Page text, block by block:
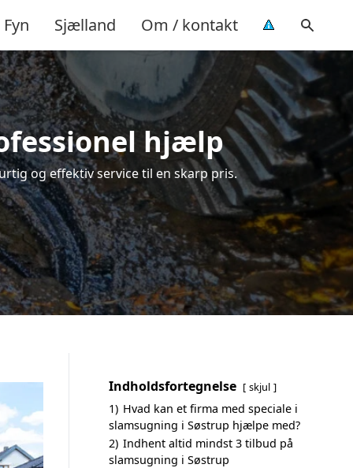
Fyn Sjælland Om / kontakt
hjælp
og effektiv service til en skarp pris.
Indholdsfortegnelse skjul
1) Hvad kan et firma med speciale i
slamsugning i Søstrup hjælpe med?
2) Indhent altid mindst 3 tilbud på
slamsugning i Søstrup